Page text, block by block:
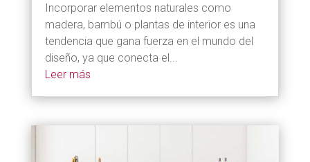
Incorporar elementos naturales como
madera, bambú o plantas de interior es una
tendencia que gana fuerza en el mundo del
diseño, ya que conecta el...
Leer más